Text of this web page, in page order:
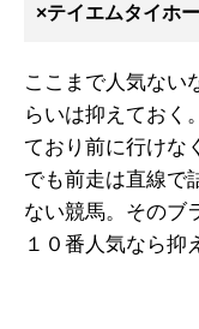
×テイエムタイホー
ここまで人気ない
らいは抑えておく
ており前に行けな
でも前走は直線で
ない競馬。そのブ
１０番人気なら抑